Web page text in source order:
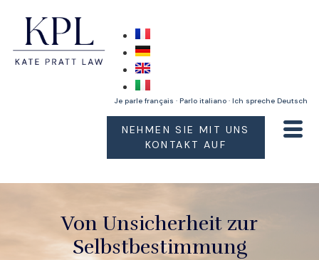
Je parle français · Parlo italiano · Ich spreche Deutsch
NEHMEN SIE MIT UNS
KONTAKT AUF
Von Unsicherheit zur
Selbstbestimmung